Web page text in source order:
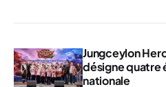
Jungceylon
désigne quatre
nationale